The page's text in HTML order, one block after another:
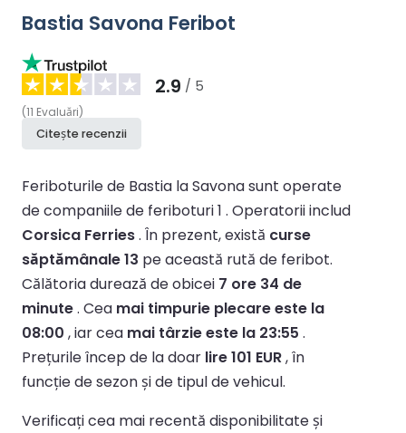
Bastia Savona Feribot
2.9 / 5
(11 Evaluări)
Citește recenzii
Feriboturile de Bastia la Savona sunt operate
de companiile de feriboturi 1 . Operatorii includ
Corsica Ferries. În prezent, există curse
săptămânale 13 pe această rută de feribot.
Călătoria durează de obicei 7 ore 34 de
minute. Cea mai timpurie plecare este la
08:00 , iar cea mai târzie este la 23:55 .
Prețurile încep de la doar lire 101 EUR, în
funcție de sezon și de tipul de vehicul.
Verificați cea mai recentă disponibilitate și